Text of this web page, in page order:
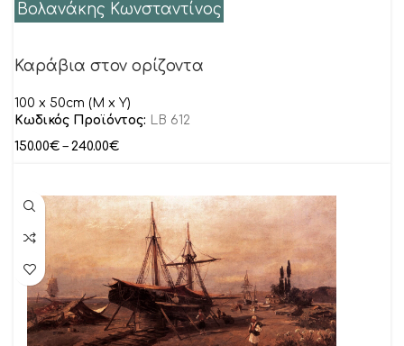
Βολανάκης Κωνσταντίνος
Καράβια στον ορίζοντα
100 x 50cm (M x Y)
Κωδικός Προϊόντος: LB 612
150.00€ – 240.00€